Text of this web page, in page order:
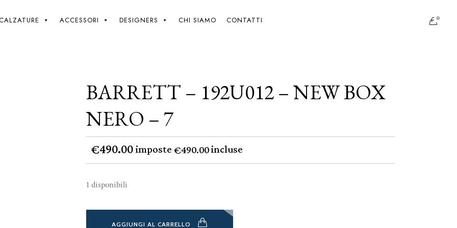
ACCESSORI DESIGNERS CHI SIAMO CONTATTI 0
Barrett – 192u012 – New Box Nero – 7
BARRETT – 192U012 – NEW BOX
NERO – 7
€490.00imposte€490.00incluse
1 disponibili
AGGIUNGI AL CARRELLO